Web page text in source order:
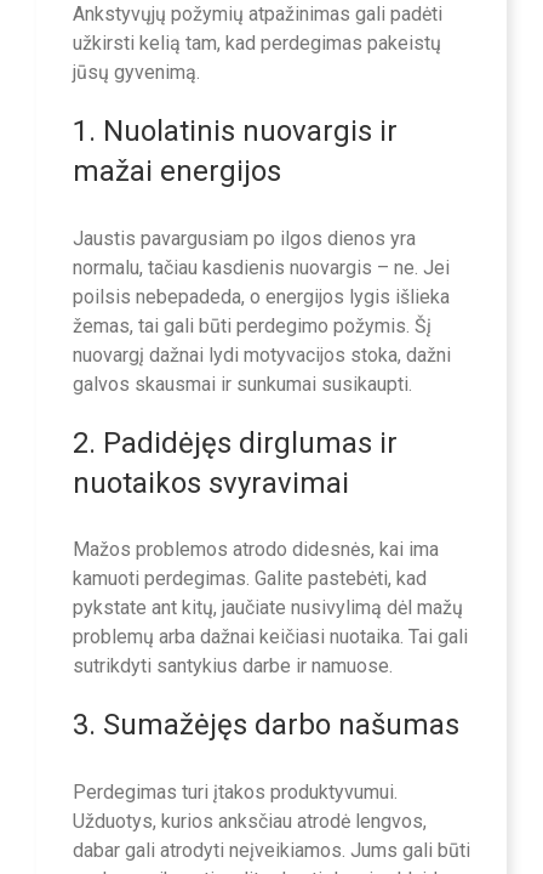
Ankstyvųjų požymių atpažinimas gali padėti
užkirsti kelią tam, kad perdegimas pakeistų
jūsų gyvenimą.
1. Nuolatinis nuovargis ir
mažai energijos
Jaustis pavargusiam po ilgos dienos yra
normalu, tačiau kasdienis nuovargis – ne. Jei
poilsis nebepadeda, o energijos lygis išlieka
žemas, tai gali būti perdegimo požymis. Šį
nuovargį dažnai lydi motyvacijos stoka, dažni
galvos skausmai ir sunkumai susikaupti.
2. Padidėjęs dirglumas ir
nuotaikos svyravimai
Mažos problemos atrodo didesnės, kai ima
kamuoti perdegimas. Galite pastebėti, kad
pykstate ant kitų, jaučiate nusivylimą dėl mažų
problemų arba dažnai keičiasi nuotaika. Tai gali
sutrikdyti santykius darbe ir namuose.
3. Sumažėjęs darbo našumas
Perdegimas turi įtakos produktyvumui.
Užduotys, kurios anksčiau atrodė lengvos,
dabar gali atrodyti neįveikiamos. Jums gali būti